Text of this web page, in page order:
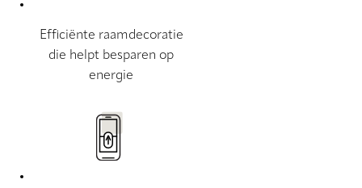
Efficiënte raamdecoratie
die helpt besparen op
energie